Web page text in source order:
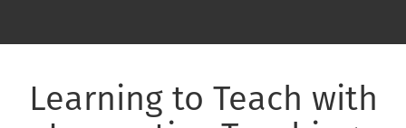
Learning to Teach with